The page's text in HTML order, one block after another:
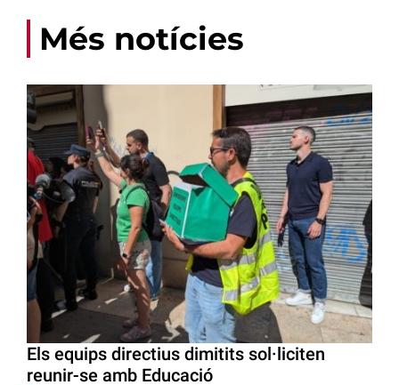
Més notícies
Els equips directius dimitits sol·liciten
reunir-se amb Educació